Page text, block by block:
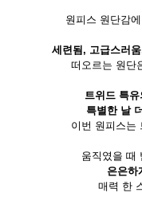
원피스 원단감
세련됨, 고급스러
떠오르는 원단
트위드 특
특별한 날
이번 원피스는
움직였을 때
은은하
매력 한